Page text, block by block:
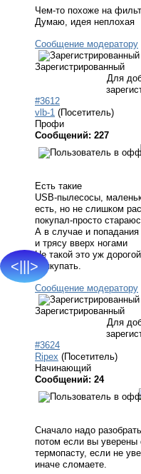
<|||>
Чем-то похоже на
Думаю, идея неплохая
Сообщение модератору
Зарегистрированный
Для
#3612
vlb-1 (Посетитель)
Профи
Сообщений: 227
Есть такие
USB-пылесосы,
есть, но не слишком
покупал-просто
А в случае и
и трясу вверх ногами
Не такой это уж
прикупать.
Сообщение модератору
Зарегистрированный
Для
#3624
Ripex (Посетитель)
Начинающий
Сообщений: 24
Сначало надо
потом если вы уверены
термопасту, если не
иначе сломаете.